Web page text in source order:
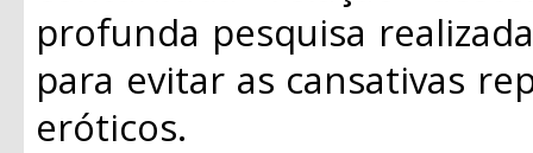
profunda pesquisa
para evitar as cansativas
eróticos.